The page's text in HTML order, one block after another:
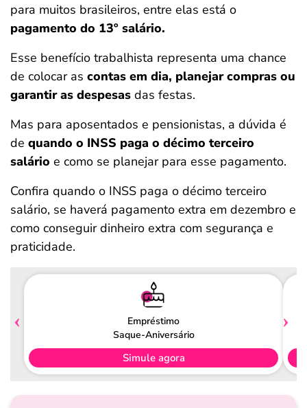
para muitos brasileiros, entre elas está o
pagamento do 13º salário.
Esse benefício trabalhista representa uma chance
de colocar as contas em dia, planejar compras ou
garantir as despesas das festas.
Mas para aposentados e pensionistas, a dúvida é
de quando o INSS paga o décimo terceiro
salário e como se planejar para esse pagamento.
Confira quando o INSS paga o décimo terceiro
salário, se haverá pagamento extra em dezembro e
como conseguir dinheiro extra com segurança e
praticidade.
Empréstimo
Saque-Aniversário
Simule agora